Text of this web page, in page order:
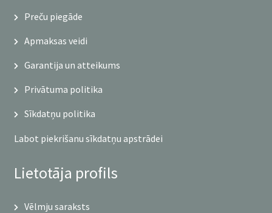
Preču piegāde
Apmaksas veidi
Garantija un atteikums
Privātuma politika
Sīkdatņu politika
Labot piekrišanu sīkdatņu apstrādei
Lietotāja profils
Vēlmju saraksts